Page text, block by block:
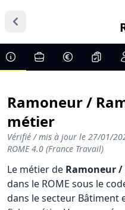
Ramoneur /
métier
Vérifié / mis à jour le 27/01/
ROME 4.0 (France Travail)
Le métier de Ramoneur /
dans le ROME sous le
dans le secteur Bâtiment